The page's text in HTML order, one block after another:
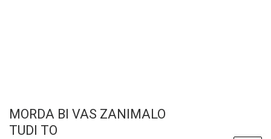
MORDA BI VAS ZANIMALO
TUDI TO